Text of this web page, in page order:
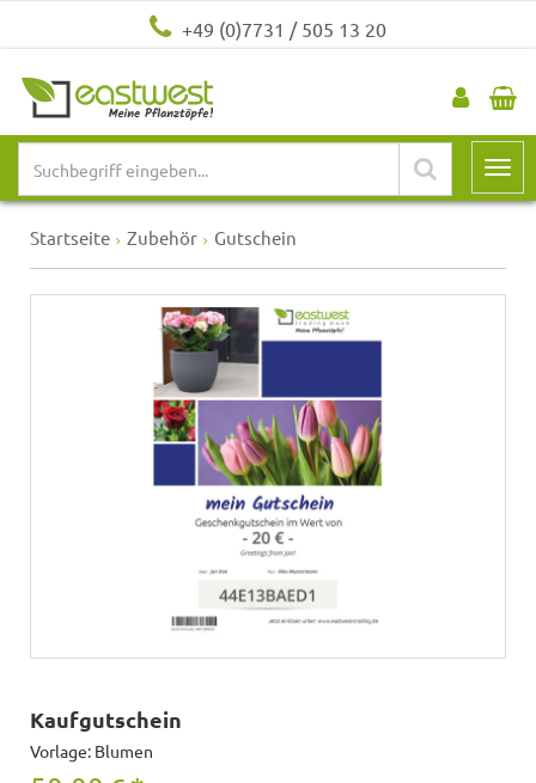
+49 (0)7731 / 505 13 20
Startseite Zubehör Gutschein
Kaufgutschein
Vorlage: Blumen